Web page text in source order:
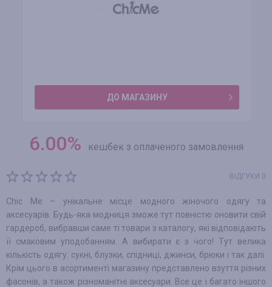
ДО МАГАЗИНУ
6.00% кешбек з оплаченого замовлення
ВІДГУКИ 0
Chic Me – унікальне місце модного жіночого одягу та
аксесуарів. Будь-яка модниця зможе тут повністю оновити свій
гардероб, вибравши саме ті товари з каталогу, які відповідають
її смаковим уподобанням. А вибирати є з чого! Тут велика
кількість одягу: сукні, блузки, спідниці, джинси, брюки і так далі.
Крім цього в асортименті магазину представлено взуття різних
фасонів, а також різноманітні аксесуари. Все це і багато іншого